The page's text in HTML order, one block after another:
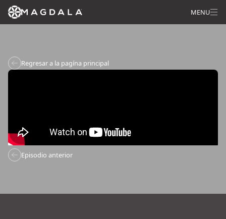
MENU
Regresar a la pagína principal
Episodio anterior